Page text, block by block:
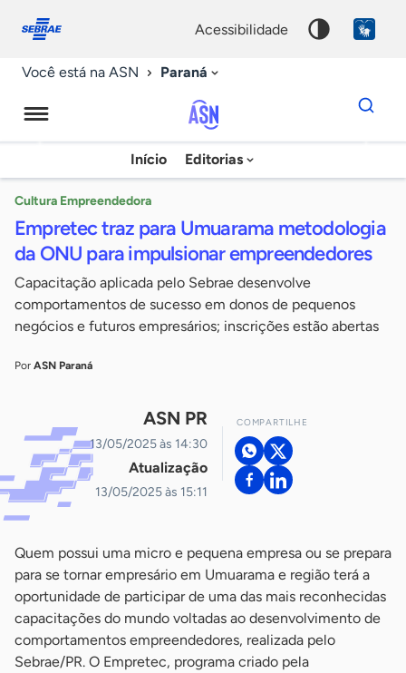
conosco
acessibilidade
Você está na ASN Paraná
Agência
Sebrae
Notícias
Início Editorias
Dados
para
chave
Cultura Empreendedora
Empretec traz para Umuarama metodologia
da ONU para impulsionar empreendedores
Capacitação aplicada pelo Sebrae desenvolve
comportamentos de sucesso em donos de pequenos
negócios e futuros empresários; inscrições estão abertas
Por ASN Paraná
ASN PR
13/05/2025 às 14:30
Atualização
13/05/2025 às 15:11
COMPARTILHE
Quem possui uma micro e pequena empresa ou se prepara
para se tornar empresário em Umuarama e região terá a
oportunidade de participar de uma das mais reconhecidas
capacitações do mundo voltadas ao desenvolvimento de
comportamentos empreendedores, realizada pelo
Sebrae/PR. O Empretec, programa criado pela